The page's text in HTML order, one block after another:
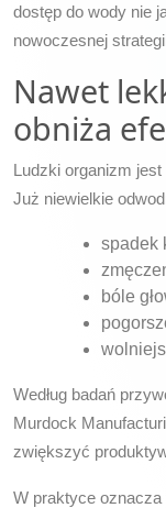
dostęp do wody nie
nowoczesnej
Nawet
obniża
Ludzki organizm jest
Już niewielkie
spadek
bóle
Według badań
Murdock
zwiększyć
W praktyce oznacza